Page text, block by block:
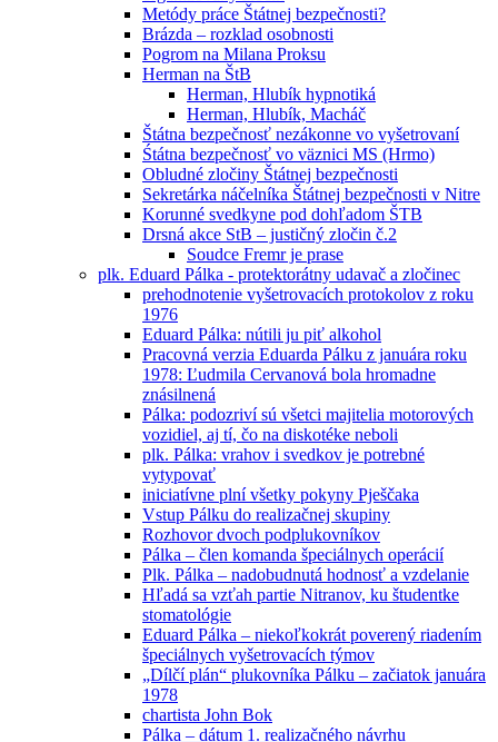
Metódy práce Štátnej bezpečnosti?
Brázda – rozklad osobnosti
Pogrom na Milana Proksu
Herman na ŠtB
Herman, Hlubík hypnotiká
Herman, Hlubík, Macháč
Štátna bezpečnosť nezákonne vo vyšetrovaní
Śtátna bezpečnosť vo väznici MS (Hrmo)
Obludné zločiny Štátnej bezpečnosti
Sekretárka náčelníka Štátnej bezpečnosti v Nitre
Korunné svedkyne pod dohľadom ŠTB
Drsná akce StB – justičný zločin č.2
Soudce Fremr je prase
plk. Eduard Pálka - protektorátny udavač a zločinec
prehodnotenie vyšetrovacích protokolov z roku
1976
Eduard Pálka: nútili ju piť alkohol
Pracovná verzia Eduarda Pálku z januára roku
1978: Ľudmila Cervanová bola hromadne
znásilnená
Pálka: podozriví sú všetci majitelia motorových
vozidiel, aj tí, čo na diskotéke neboli
plk. Pálka: vrahov i svedkov je potrebné
vytypovať
iniciatívne plní všetky pokyny Pješčaka
Vstup Pálku do realizačnej skupiny
Rozhovor dvoch podplukovníkov
Pálka – člen komanda špeciálnych operácií
Plk. Pálka – nadobudnutá hodnosť a vzdelanie
Hľadá sa vzťah partie Nitranov, ku študentke
stomatológie
Eduard Pálka – niekoľkokrát poverený riadením
špeciálnych vyšetrovacích týmov
„Dílčí plán“ plukovníka Pálku – začiatok januára
1978
chartista John Bok
Pálka – dátum 1. realizačného návrhu